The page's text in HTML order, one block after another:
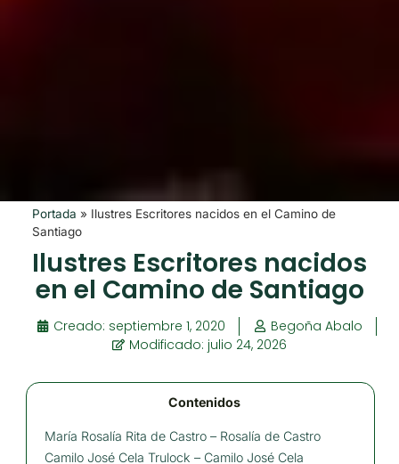
Portada » Ilustres Escritores nacidos en el Camino de
Santiago
Ilustres Escritores nacidos
en el Camino de Santiago
Creado: septiembre 1, 2020
Begoña Abalo
Modificado: julio 24, 2026
Contenidos
María Rosalía Rita de Castro – Rosalía de Castro
Camilo José Cela Trulock – Camilo José Cela